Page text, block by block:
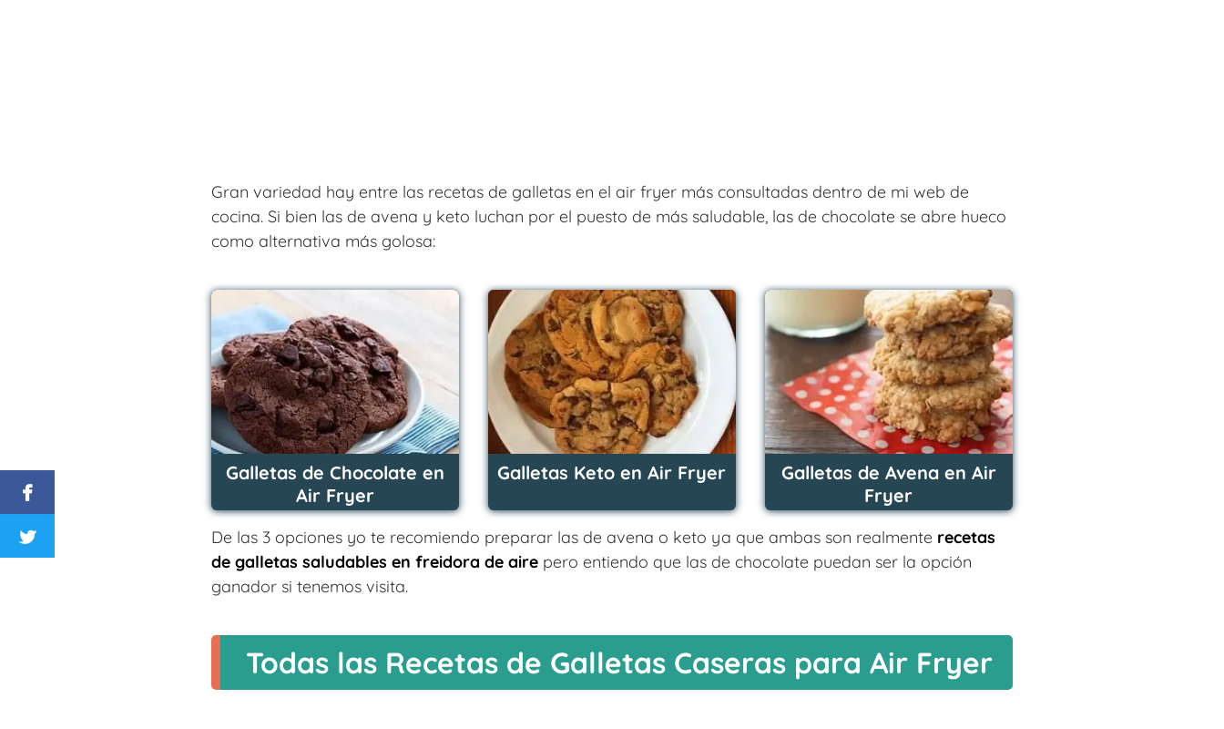
Gran variedad hay entre las recetas de galletas en el air fryer más consultadas dentro de mi web de
cocina. Si bien las de avena y keto luchan por el puesto de más saludable, las de chocolate se abre hueco
como alternativa más golosa:
Galletas de Chocolate en
Air Fryer
Galletas Keto en Air Fryer
Galletas de Avena en Air
Fryer
De las 3 opciones yo te recomiendo preparar las de avena o keto ya que ambas son realmente recetas
de galletas saludables en freidora de aire pero entiendo que las de chocolate puedan ser la opción
ganador si tenemos visita.
Todas las Recetas de Galletas Caseras para Air Fryer